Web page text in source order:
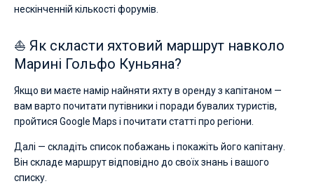
нескінченній кількості форумів.
⛵ Як скласти яхтовий маршрут навколо
Марині Гольфо Куньяна?
Якщо ви маєте намір найняти яхту в оренду з капітаном —
вам варто почитати путівники і поради бувалих туристів,
пройтися Google Maps і почитати статті про регіони.
Далі — складіть список побажань і покажіть його капітану.
Він складе маршрут відповідно до своїх знань і вашого
списку.